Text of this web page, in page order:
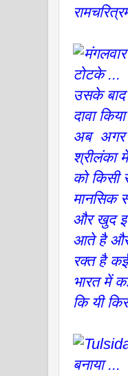
उसके
दावा
अब अगर
श्रीलंका
को किसी
मानसिक
और खुद
आते है और
रक्त है
भारत में
कि यी